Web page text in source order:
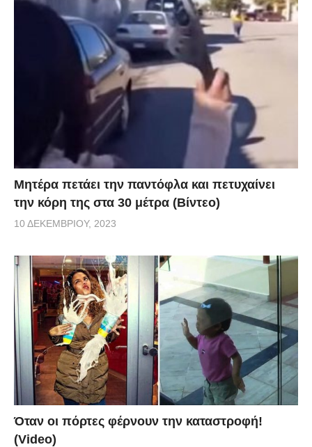
Μητέρα πετάει την παντόφλα και πετυχαίνει
την κόρη της στα 30 μέτρα (Βίντεο)
10 ΔΕΚΕΜΒΡΊΟΥ, 2023
Όταν οι πόρτες φέρνουν την καταστροφή!
(Video)